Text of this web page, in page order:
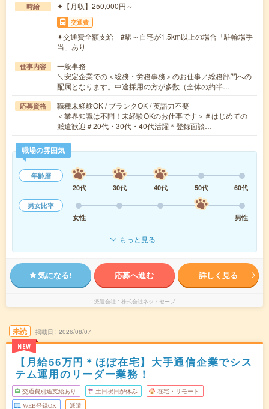
時給 ✦【月収】250,000円～
交通費
✦交通費全額支給 #駅～自宅が1.5km以上の場合「駐輪場手
当」あり
仕事内容
一般事務
＼安定企業での＜総務・労務事務＞のお仕事／総務部門への
配属となります。中途採用の方が多数（全体の約半…
応募資格
職種未経験OK / ブランクOK / 英語力不要
＜業界知識は不問！未経験OKのお仕事です＞＃はじめての
派遣歓迎＃20代・30代・40代活躍＊登録面談…
職場の雰囲気
年齢層
20代
30代 40代 50代
60代
男女比率
女性
男性
もっと見る
気になる! 応募へ進む 詳しく見る
派遣会社 株式会社ネットセーブ
未読
NEW
掲載日 2026/08/07
【月給56万円＊ほぼ在宅】大手通信企業でシス
テム運用のリーダー業務！
交通費別途支給あり 土日祝日が休み 在宅・リモート
WEB登録OK 派遣